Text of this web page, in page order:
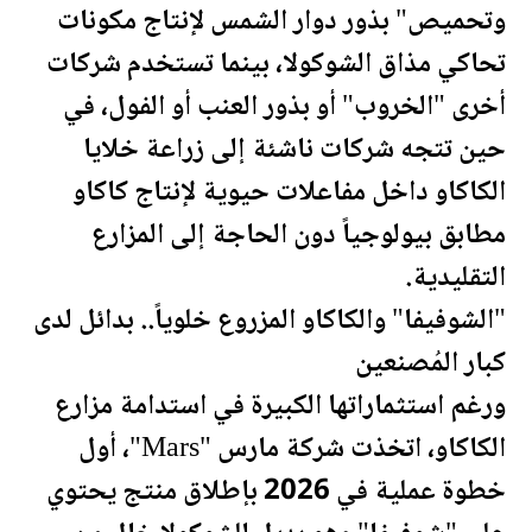
وتحميص" بذور دوار الشمس لإنتاج مكونات
تحاكي مذاق الشوكولا، بينما تستخدم شركات
أخرى "الخروب" أو بذور العنب أو الفول، في
حين تتجه شركات ناشئة إلى زراعة خلايا
الكاكاو داخل مفاعلات حيوية لإنتاج كاكاو
مطابق بيولوجياً دون الحاجة إلىالمزارع
التقليدية.
"الشوفيفا" والكاكاو المزروع خلوياً.. بدائل لدى
كبار المُصنعين
ورغم استثماراتها الكبيرة في استدامة مزارع
الكاكاو، اتخذت شركة مارس "Mars"، أول
خطوة عملية في 2026 بإطلاق منتج يحتوي